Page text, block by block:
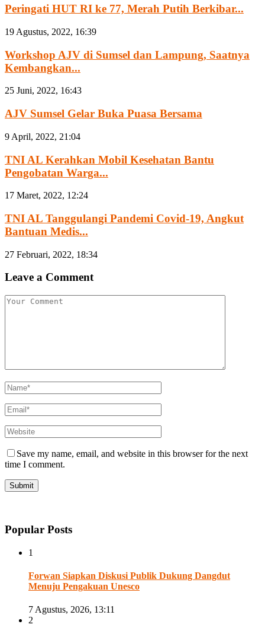
Peringati HUT RI ke 77, Merah Putih Berkibar...
19 Agustus, 2022, 16:39
Workshop AJV di Sumsel dan Lampung, Saatnya
Kembangkan...
25 Juni, 2022, 16:43
AJV Sumsel Gelar Buka Puasa Bersama
9 April, 2022, 21:04
TNI AL Kerahkan Mobil Kesehatan Bantu
Pengobatan Warga...
17 Maret, 2022, 12:24
TNI AL Tanggulangi Pandemi Covid-19, Angkut
Bantuan Medis...
27 Februari, 2022, 18:34
Leave a Comment
Save my name, email, and website in this browser for the next
time I comment.
Popular Posts
1
Forwan Siapkan Diskusi Publik Dukung Dangdut
Menuju Pengakuan Unesco
7 Agustus, 2026, 13:11
2